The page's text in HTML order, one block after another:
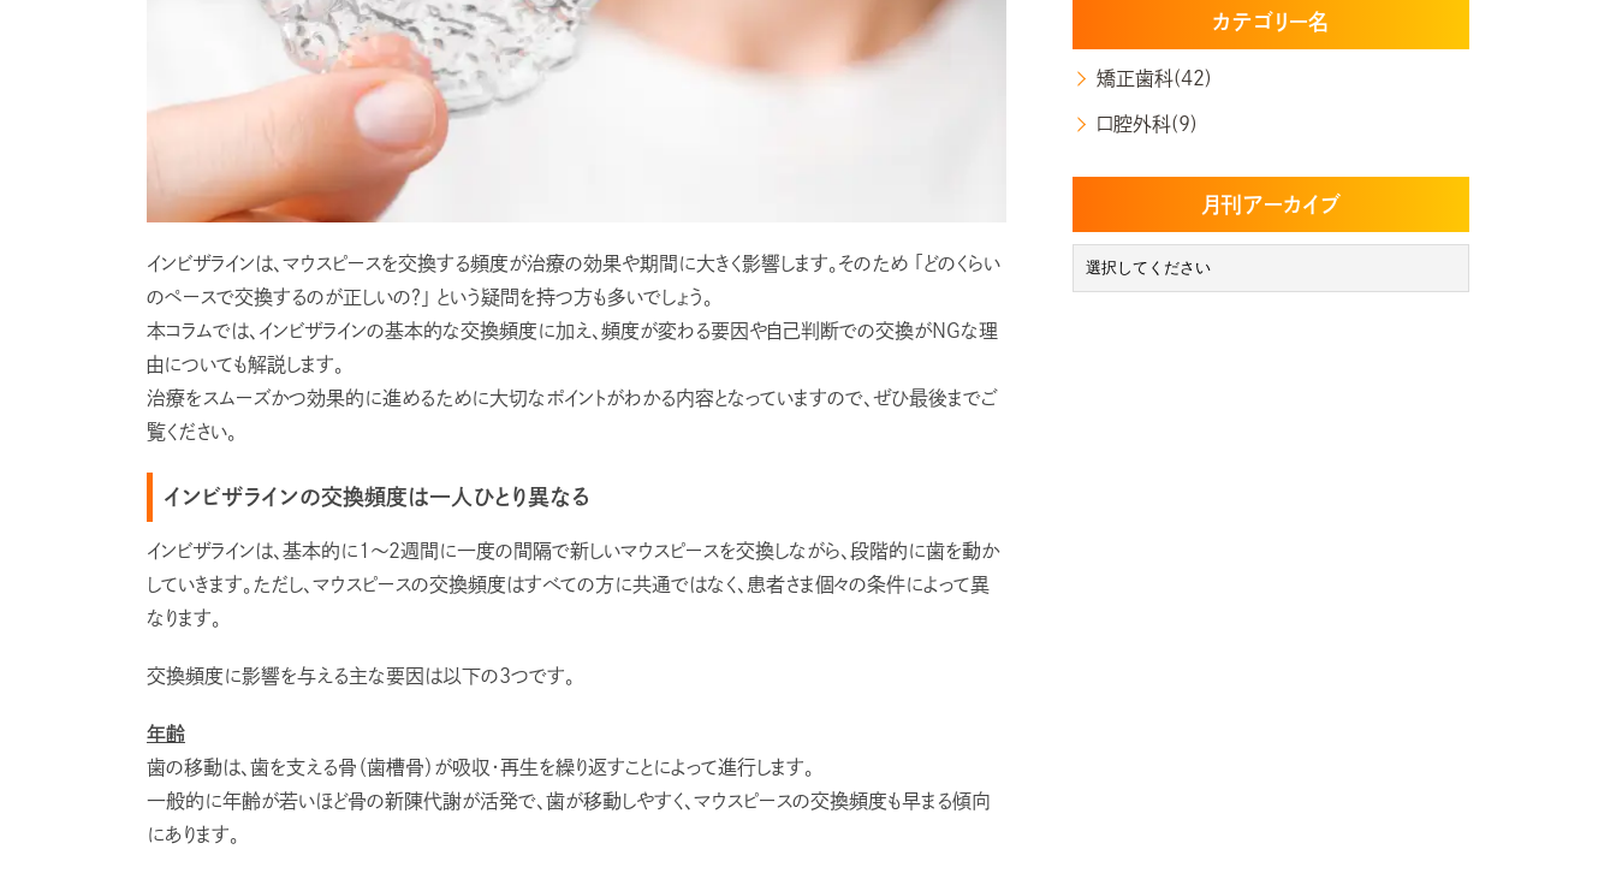
インビザラインは、マウスピースを交換する頻度が治療の効果や期間に大きく影響します。そのため 「どのくらい
のペースで交換するのが正しいの？」 という疑問を持つ方も多いでしょう。
本コラムでは、インビザラインの基本的な交換頻度に加え、頻度が変わる要因や自己判断での交換がNGな理
由についても解説します。
治療をスムーズかつ効果的に進めるために大切なポイントがわかる内容となっていますので、ぜひ最後までご
覧ください。
インビザラインの交換頻度は一人ひとり異なる
インビザラインは、基本的に1〜2週間に一度の間隔で新しいマウスピースを交換しながら、段階的に歯を動か
していきます。ただし、マウスピースの交換頻度はすべての方に共通ではなく、患者さま個々の条件によって異
なります。
交換頻度に影響を与える主な要因は以下の3つです。
年齢
歯の移動は、歯を支える骨（歯槽骨）が吸収・再生を繰り返すことによって進行します。
一般的に年齢が若いほど骨の新陳代謝が活発で、歯が移動しやすく、マウスピースの交換頻度も早まる傾向
にあります。
カテゴリー名
矯正歯科(42)
口腔外科(9)
月刊アーカイブ